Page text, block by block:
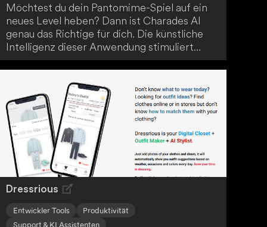
Möchtest du dein Pantomime-Spiel auf ein
neues Level heben? Dann ist Charades AI
genau das Richtige für dich. Die künstliche
Intelligenz dieser Anwendung stimuliert
deine Fantasie und hält das Ratespiel am
Laufen. So bietet dir Charades AI eine
innovative und lebendige Möglichkeit, das
klassische Spiel neu zu entdecken.
Dressrious
Entwickler Tools
Produktivität
Support & KI Assistenten